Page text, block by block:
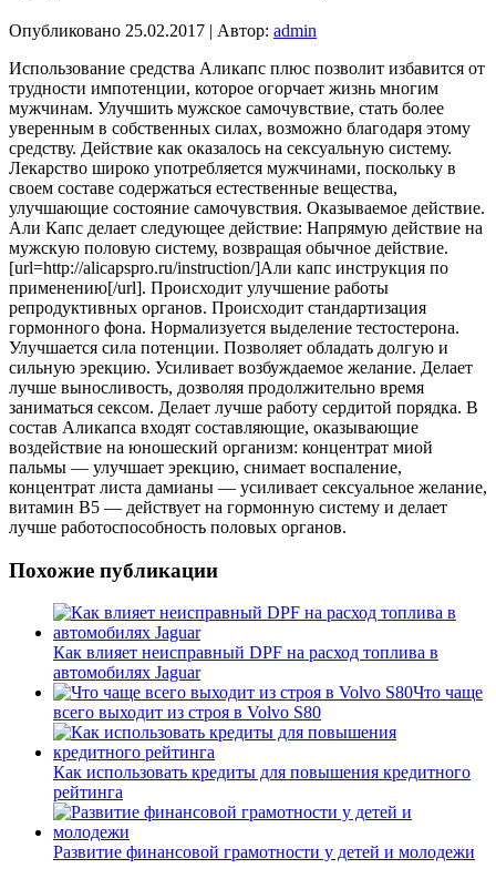
Опубликовано 25.02.2017 | Автор: admin
Использование средства Аликапс плюс позволит избавится от
трудности импотенции, которое огорчает жизнь многим
мужчинам. Улучшить мужское самочувствие, стать более
уверенным в собственных силах, возможно благодаря этому
средству. Действие как оказалось на сексуальную систему.
Лекарство широко употребляется мужчинами, поскольку в
своем составе содержаться естественные вещества,
улучшающие состояние самочувствия. Оказываемое действие.
Али Капс делает следующее действие: Напрямую действие на
мужскую половую систему, возвращая обычное действие.
[url=http://alicapspro.ru/instruction/]Али капс инструкция по
применению[/url]. Происходит улучшение работы
репродуктивных органов. Происходит стандартизация
гормонного фона. Нормализуется выделение тестостерона.
Улучшается сила потенции. Позволяет обладать долгую и
сильную эрекцию. Усиливает возбуждаемое желание. Делает
лучше выносливость, дозволяя продолжительно время
заниматься сексом. Делает лучше работу сердитой порядка. В
состав Аликапса входят составляющие, оказывающие
воздействие на юношеский организм: концентрат миой
пальмы — улучшает эрекцию, снимает воспаление,
концентрат листа дамианы — усиливает сексуальное желание,
витамин В5 — действует на гормонную систему и делает
лучше работоспособность половых органов.
Похожие публикации
Как влияет неисправный DPF на расход топлива в
автомобилях Jaguar
Что чаще
всего выходит из строя в Volvo S80
Как использовать кредиты для повышения кредитного
рейтинга
Развитие финансовой грамотности у детей и молодежи